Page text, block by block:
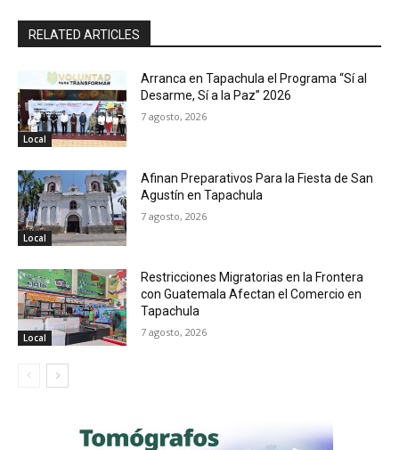
RELATED ARTICLES
Local
Arranca en Tapachula el Programa “Sí al
Desarme, Sí a la Paz” 2026
7 agosto, 2026
Local
Afinan Preparativos Para la Fiesta de San
Agustín en Tapachula
7 agosto, 2026
Local
Restricciones Migratorias en la Frontera
con Guatemala Afectan el Comercio en
Tapachula
7 agosto, 2026